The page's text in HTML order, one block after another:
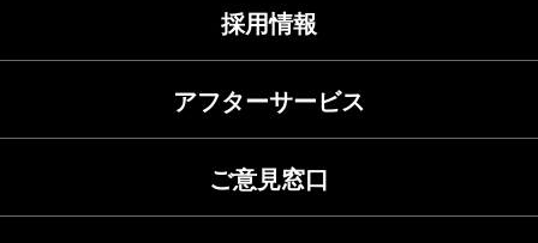
採用情報
アフターサービス
ご意見窓口